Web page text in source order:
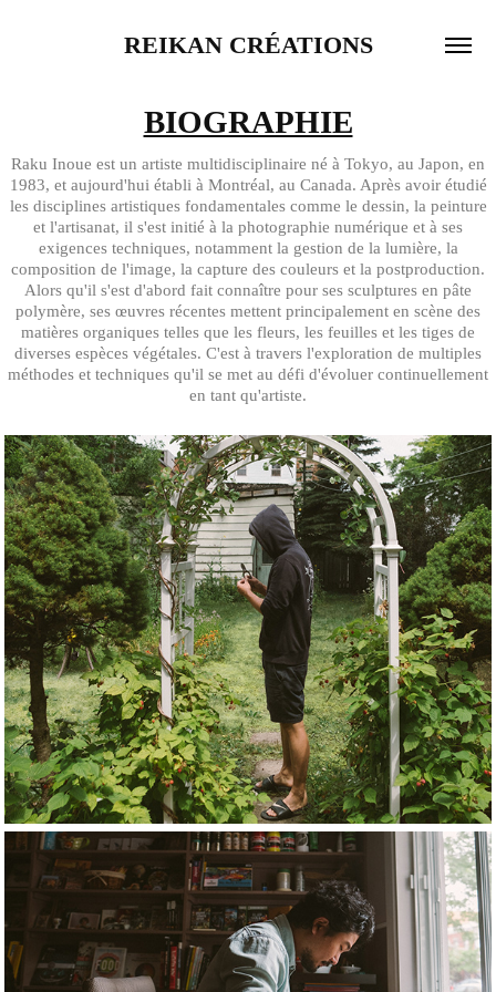
REIKAN CRÉATIONS
BIOGRAPHIE
Raku Inoue est un artiste multidisciplinaire né à Tokyo, au Japon, en
1983, et aujourd'hui établi à Montréal, au Canada. Après avoir étudié
les disciplines artistiques fondamentales comme le dessin, la peinture
et l'artisanat, il s'est initié à la photographie numérique et à ses
exigences techniques, notamment la gestion de la lumière, la
composition de l'image, la capture des couleurs et la postproduction.
Alors qu'il s'est d'abord fait connaître pour ses sculptures en pâte
polymère, ses œuvres récentes mettent principalement en scène des
matières organiques telles que les fleurs, les feuilles et les tiges de
diverses espèces végétales. C'est à travers l'exploration de multiples
méthodes et techniques qu'il se met au défi d'évoluer continuellement
en tant qu'artiste.